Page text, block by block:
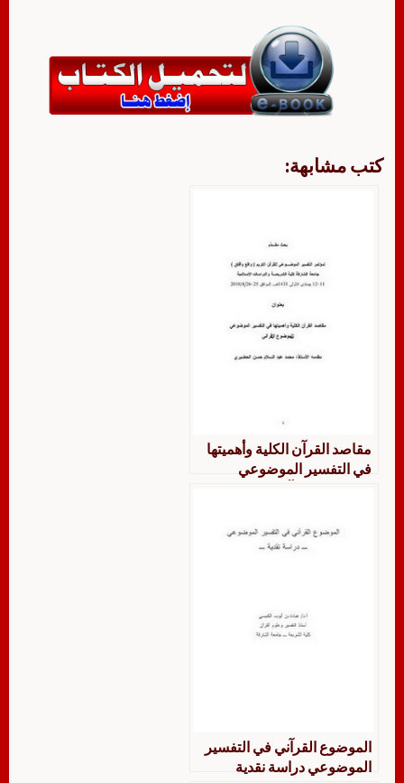
كتب مشابهة:
مقاصد القرآن الكلية وأهميتها
في التفسير الموضوعي
الموضوع القرآني في التفسير
الموضوعي دراسة نقدية